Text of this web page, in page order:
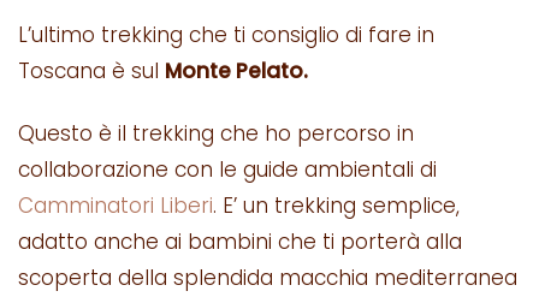
L’ultimo trekking che ti consiglio di fare in
Toscana è sul Monte Pelato.
Questo è il trekking che ho percorso in
collaborazione con le guide ambientali di
Camminatori Liberi. E’ un trekking semplice,
adatto anche ai bambini che ti porterà alla
scoperta della splendida macchia mediterranea